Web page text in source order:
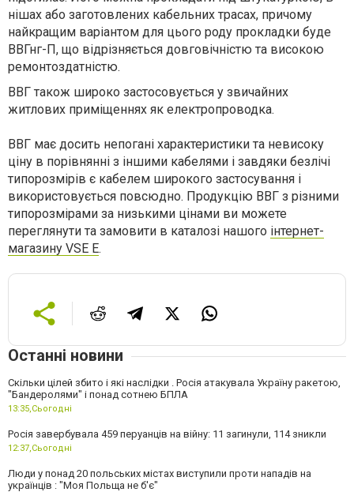
нішах або заготовлених кабельних трасах, причому
найкращим варіантом для цього роду прокладки буде
ВВГнг-П, що відрізняється довговічністю та високою
ремонтоздатністю.
ВВГ також широко застосовується у звичайних
житлових приміщеннях як електропроводка.
ВВГ має досить непогані характеристики та невисоку
ціну в порівнянні з іншими кабелями і завдяки безлічі
типорозмірів є кабелем широкого застосування і
використовується повсюдно. Продукцію ВВГ з різними
типорозмірами за низькими цінами ви можете
переглянути та замовити в каталозі нашого інтернет-
магазину VSE E.
Останні новини
Скільки цілей збито і які наслідки . Росія атакувала Україну ракетою,
"Бандеролями" і понад сотнею БПЛА
13:35,Сьогодні
Росія завербувала 459 перуанців на війну: 11 загинули, 114 зникли
12:37,Сьогодні
Люди у понад 20 польських містах виступили проти нападів на
українців : "Моя Польща не б'є"